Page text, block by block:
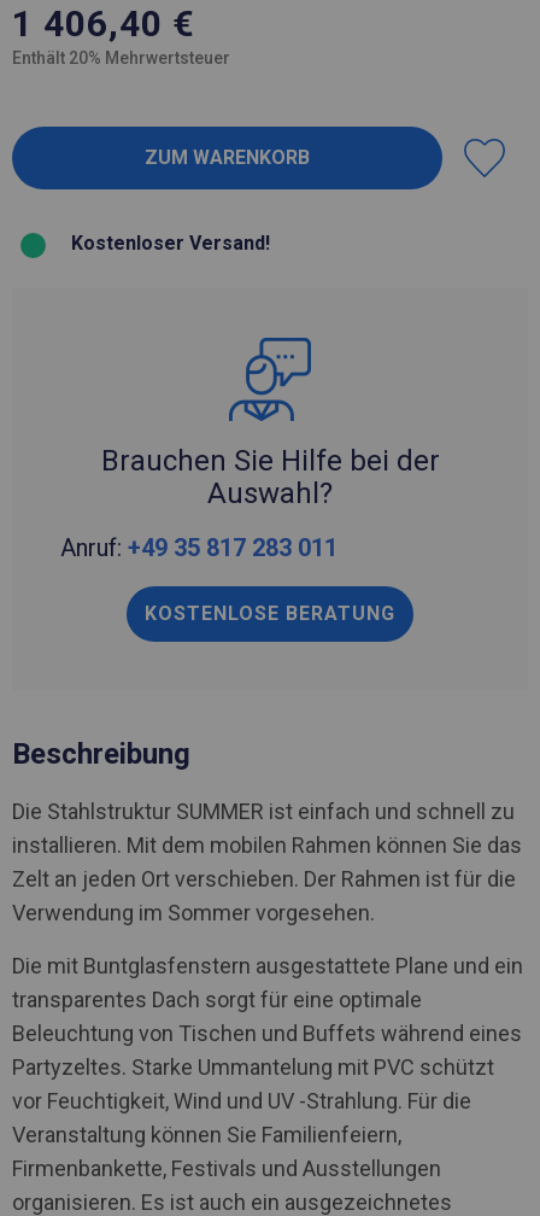
1 406,40 €
Enthält 20% Mehrwertsteuer
Kostenloser Versand!
Brauchen Sie Hilfe bei der
Auswahl?
Anruf: +49 35 817 283 011
KOSTENLOSE BERATUNG
Beschreibung
Die Stahlstruktur SUMMER ist einfach und schnell zu
installieren. Mit dem mobilen Rahmen können Sie das
Zelt an jeden Ort verschieben. Der Rahmen ist für die
Verwendung im Sommer vorgesehen.
Die mit Buntglasfenstern ausgestattete Plane und ein
transparentes Dach sorgt für eine optimale
Beleuchtung von Tischen und Buffets während eines
Partyzeltes. Starke Ummantelung mit PVC schützt
vor Feuchtigkeit, Wind und UV -Strahlung. Für die
Veranstaltung können Sie Familienfeiern,
Firmenbankette, Festivals und Ausstellungen
organisieren. Es ist auch ein ausgezeichnetes